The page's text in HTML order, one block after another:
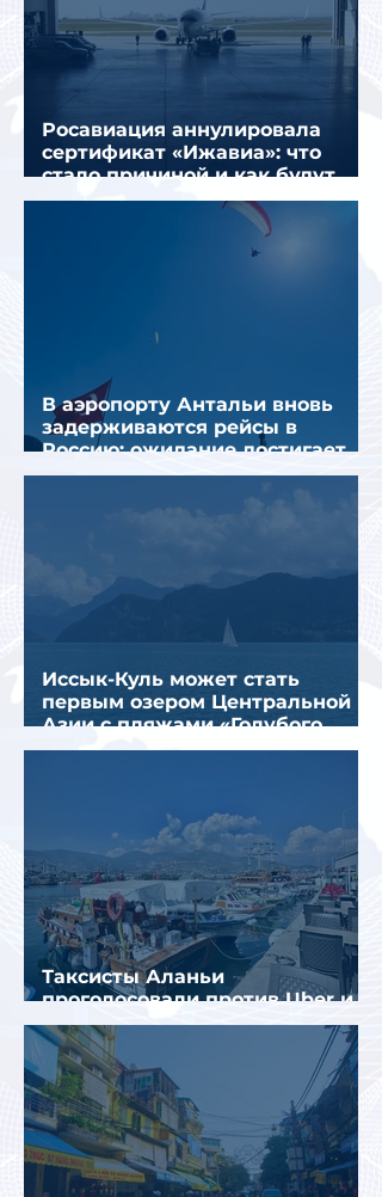
Росавиация аннулировала
сертификат «Ижавиа»: что
стало причиной и как будут
перевозить пассажиров
В аэропорту Антальи вновь
задерживаются рейсы в
Россию: ожидание достигает
почти 10 часов
Иссык-Куль может стать
первым озером Центральной
Азии с пляжами «Голубого
флага»
Таксисты Аланьи
проголосовали против Uber и
Yandex Go